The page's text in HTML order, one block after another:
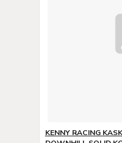
KENNY RACING